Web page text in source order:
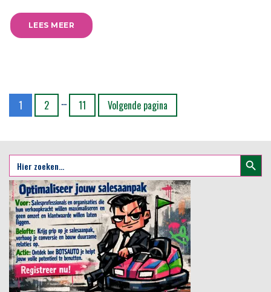
LEES MEER
Bladzijde
1 Bladzijde
2 … Bladzijde
11 Volgende pagina
Zoek
naar: